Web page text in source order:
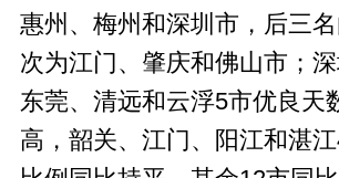
惠州、梅州和深圳市，后三
次为江门、肇庆和佛山市；深
东莞、清远和云浮5市优良天
高，韶关、江门、阳江和湛